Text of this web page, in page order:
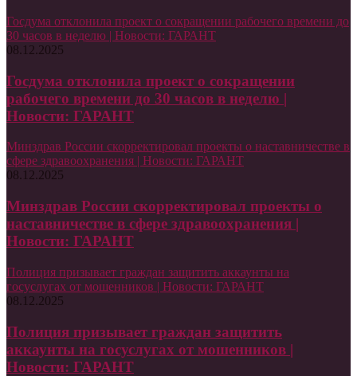
Госдума отклонила проект о сокращении рабочего времени до
30 часов в неделю | Новости: ГАРАНТ
08.12.2025
Госдума отклонила проект о сокращении
рабочего времени до 30 часов в неделю |
Новости: ГАРАНТ
Минздрав России скорректировал проекты о наставничестве в
сфере здравоохранения | Новости: ГАРАНТ
08.12.2025
Минздрав России скорректировал проекты о
наставничестве в сфере здравоохранения |
Новости: ГАРАНТ
Полиция призывает граждан защитить аккаунты на
госуслугах от мошенников | Новости: ГАРАНТ
08.12.2025
Полиция призывает граждан защитить
аккаунты на госуслугах от мошенников |
Новости: ГАРАНТ